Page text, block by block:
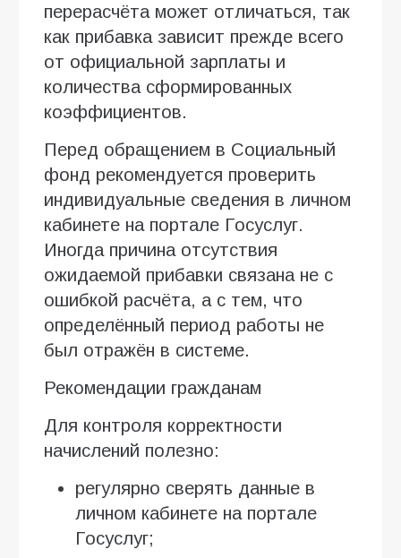
перерасчёта может отличаться, так
как прибавка зависит прежде всего
от официальной зарплаты и
количества сформированных
коэффициентов.
Перед обращением в Социальный
фонд рекомендуется проверить
индивидуальные сведения в личном
кабинете на портале Госуслуг.
Иногда причина отсутствия
ожидаемой прибавки связана не с
ошибкой расчёта, а с тем, что
определённый период работы не
был отражён в системе.
Рекомендации гражданам
Для контроля корректности
начислений полезно:
регулярно сверять данные в
личном кабинете на портале
Госуслуг;